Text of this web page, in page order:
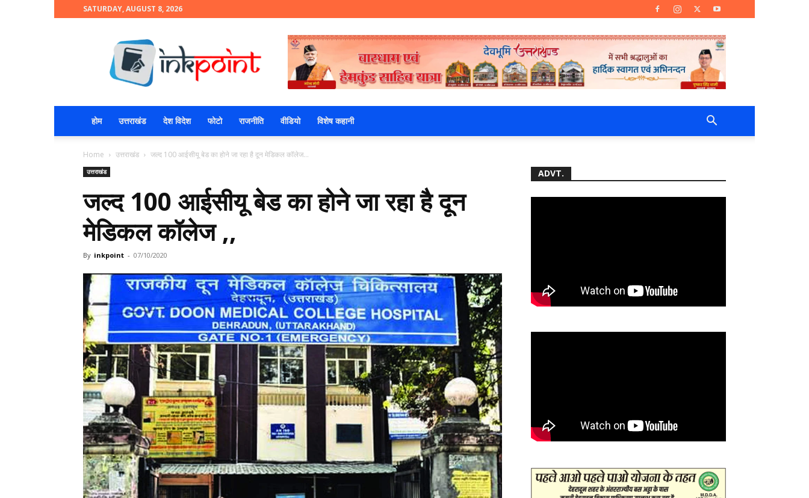
SATURDAY, AUGUST 8, 2026
होम उत्तराखंड देश विदेश फोटो राजनीति वीडियो विशेष कहानी
Home उत्तराखंड जल्द 100 आईसीयू बेड का होने जा रहा है दून मेडिकल कॉलेज...
उत्तराखंड
जल्द 100 आईसीयू बेड का होने जा रहा है दून
मेडिकल कॉलेज ,,
By inkpoint - 07/10/2020
ADVT.